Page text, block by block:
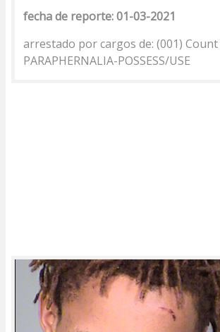
fecha de reporte: 01-03-2021
arrestado por cargos de: (001) Count
PARAPHERNALIA-POSSESS/USE